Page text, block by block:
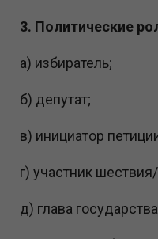
3. Политические
а) избиратель;
б) депутат;
в) инициатор
г) участник
д) глава